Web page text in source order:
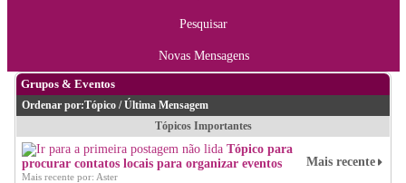
Pesquisar
Novas Mensagens
Grupos & Eventos
Ordenar por:Tópico /Última Mensagem
Tópicos Importantes
Tópico para
procurar contatos locais para organizar eventos
Mais recente por: Aster
Mais recente